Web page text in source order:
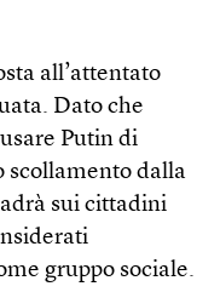
all’attentato
Dato che
Putin di
scollamento dalla
sui cittadini
gruppo sociale.